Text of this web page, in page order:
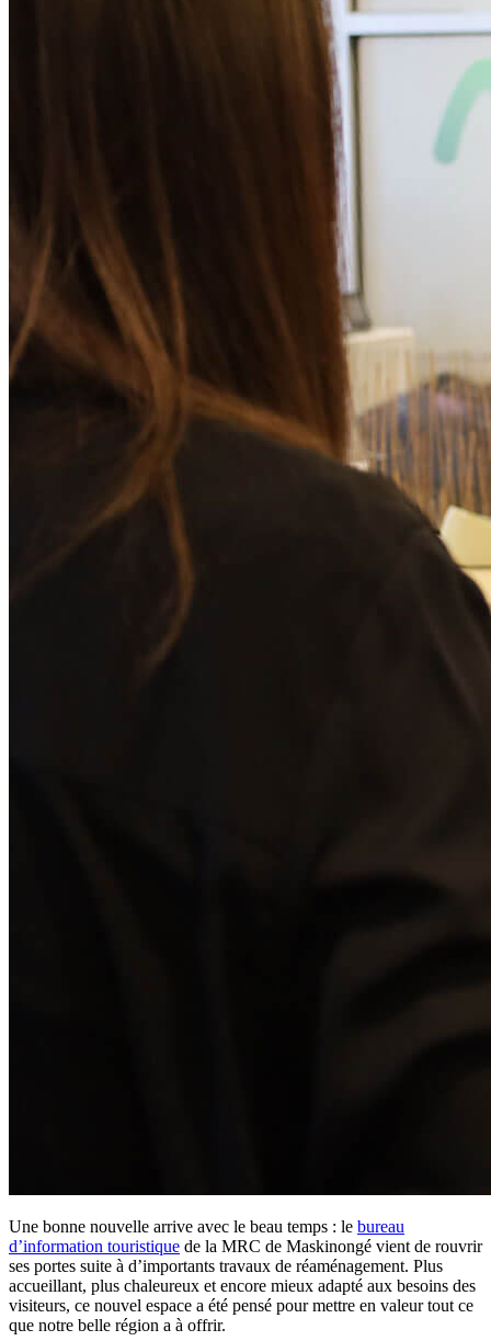
Une bonne nouvelle arrive avec le beau temps : le bureau
d’information touristique de la MRC de Maskinongé vient de rouvrir
ses portes suite à d’importants travaux de réaménagement. Plus
accueillant, plus chaleureux et encore mieux adapté aux besoins des
visiteurs, ce nouvel espace a été pensé pour mettre en valeur tout ce
que notre belle région a à offrir.